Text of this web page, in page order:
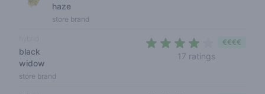
haze
store brand
black
widow
store brand
17 ratings
€€€€